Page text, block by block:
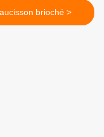
saucisson brioché >